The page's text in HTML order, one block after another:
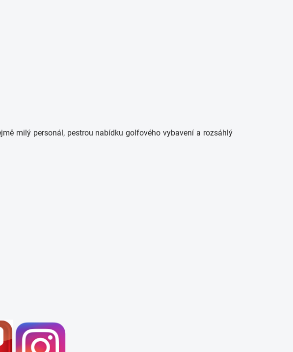
milý personál, pestrou nabídku golfového vybavení a rozsáhlý